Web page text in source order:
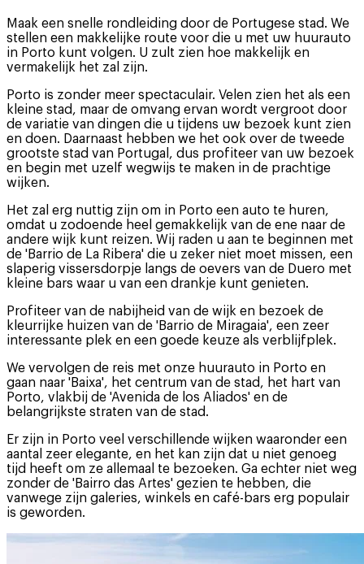
Maak een snelle rondleiding door de Portugese stad. We
stellen een makkelijke route voor die u met uw huurauto
in Porto kunt volgen. U zult zien hoe makkelijk en
vermakelijk het zal zijn.
Porto is zonder meer spectaculair. Velen zien het als een
kleine stad, maar de omvang ervan wordt vergroot door
de variatie van dingen die u tijdens uw bezoek kunt zien
en doen. Daarnaast hebben we het ook over de tweede
grootste stad van Portugal, dus profiteer van uw bezoek
en begin met uzelf wegwijs te maken in de prachtige
wijken.
Het zal erg nuttig zijn om in Porto een auto te huren,
omdat u zodoende heel gemakkelijk van de ene naar de
andere wijk kunt reizen. Wij raden u aan te beginnen met
de 'Barrio de La Ribera' die u zeker niet moet missen, een
slaperig vissersdorpje langs de oevers van de Duero met
kleine bars waar u van een drankje kunt genieten.
Profiteer van de nabijheid van de wijk en bezoek de
kleurrijke huizen van de 'Barrio de Miragaia', een zeer
interessante plek en een goede keuze als verblijfplek.
We vervolgen de reis met onze huurauto in Porto en
gaan naar 'Baixa', het centrum van de stad, het hart van
Porto, vlakbij de 'Avenida de los Aliados' en de
belangrijkste straten van de stad.
Er zijn in Porto veel verschillende wijken waaronder een
aantal zeer elegante, en het kan zijn dat u niet genoeg
tijd heeft om ze allemaal te bezoeken. Ga echter niet weg
zonder de 'Bairro das Artes' gezien te hebben, die
vanwege zijn galeries, winkels en café-bars erg populair
is geworden.